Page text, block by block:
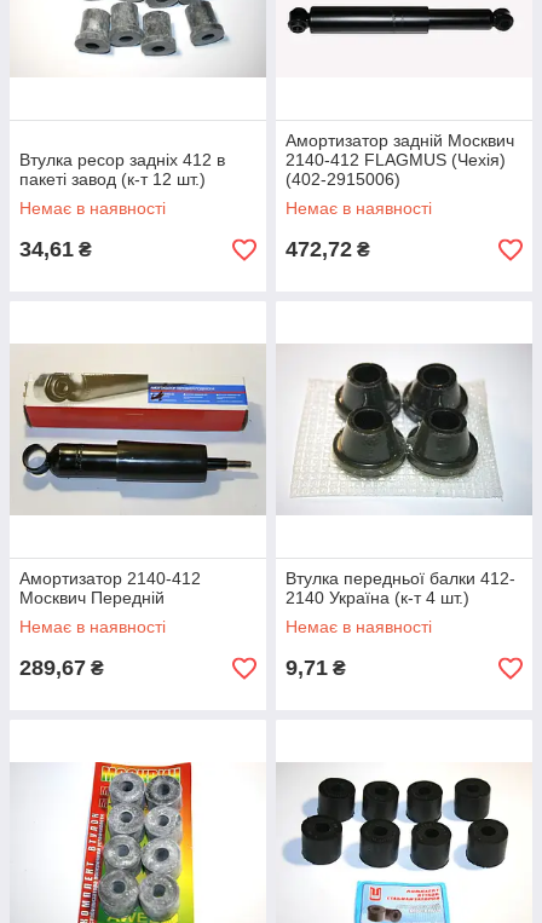
Втулка ресор задніх 412 в
пакеті завод (к-т 12 шт.)
Немає в наявності
34,61 ₴
Амортизатор задній Москвич
2140-412 FLAGMUS (Чехія)
(402-2915006)
Немає в наявності
472,72 ₴
Амортизатор 2140-412
Москвич Передній
Немає в наявності
289,67 ₴
Втулка передньої балки 412-
2140 Україна (к-т 4 шт.)
Немає в наявності
9,71 ₴